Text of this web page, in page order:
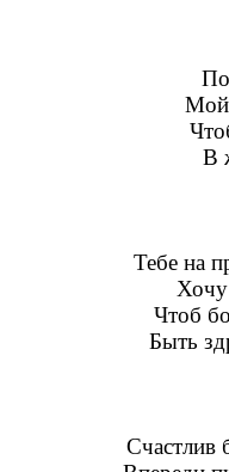
Мой
В
Тебе на
Хочу
Чтоб
Быть
Счастлив